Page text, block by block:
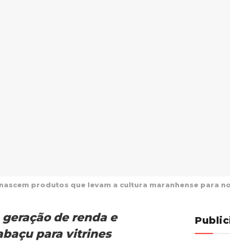
produtos que levam a cultura maranhense para
de renda e
para vitrines